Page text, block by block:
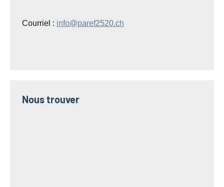
Courriel : info@paref2520.ch
Nous trouver